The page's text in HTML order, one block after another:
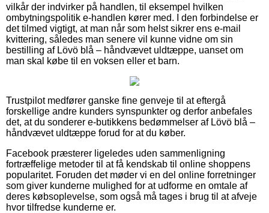
vilkår der indvirker på handlen, til eksempel hvilken
ombytningspolitik e-handlen kører med. I den forbindelse er
det tilmed vigtigt, at man når som helst sikrer ens e-mail
kvittering, således man senere vil kunne vidne om sin
bestilling af Lövö blå – håndvævet uldtæppe, uanset om
man skal købe til en voksen eller et barn.
Trustpilot medfører ganske fine genveje til at eftergå
forskellige andre kunders synspunkter og derfor anbefales
det, at du sonderer e-butikkens bedømmelser af Lövö blå –
håndvævet uldtæppe forud for at du køber.
Facebook præsterer ligeledes uden sammenligning
fortræffelige metoder til at få kendskab til online shoppens
popularitet. Foruden det møder vi en del online forretninger
som giver kunderne mulighed for at udforme en omtale af
deres købsoplevelse, som også må tages i brug til at afveje
hvor tilfredse kunderne er.